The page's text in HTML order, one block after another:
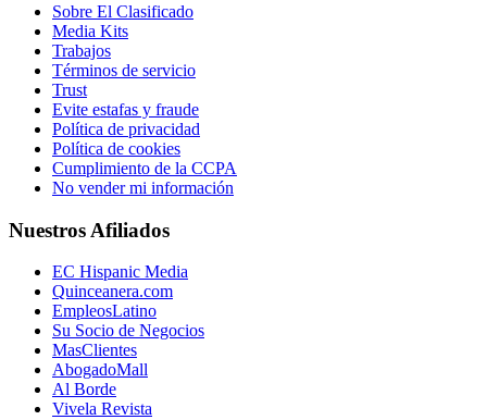
Sobre El Clasificado
Media Kits
Trabajos
Términos de servicio
Trust
Evite estafas y fraude
Política de privacidad
Política de cookies
Cumplimiento de la CCPA
No vender mi información
Nuestros Afiliados
EC Hispanic Media
Quinceanera.com
EmpleosLatino
Su Socio de Negocios
MasClientes
AbogadoMall
Al Borde
Vivela Revista